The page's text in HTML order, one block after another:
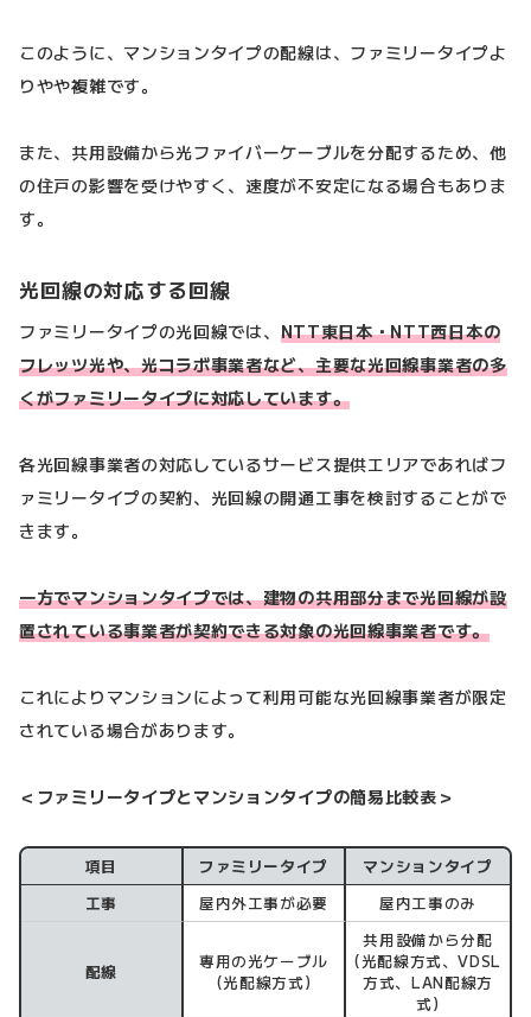
このように、マンションタイプの配線は、ファミリータイプよ
りやや複雑です。
また、共用設備から光ファイバーケーブルを分配するため、他
の住戸の影響を受けやすく、速度が不安定になる場合もありま
す。
光回線の対応する回線
ファミリータイプの光回線では、 NTT東日本・NTT西日本の
フレッツ光や、光コラボ事業者など、主要な光回線事業者の多
くがファミリータイプに対応しています。
各光回線事業者の対応しているサービス提供エリアであればフ
ァミリータイプの契約、光回線の開通工事を検討することがで
きます。
一方でマンションタイプでは、建物の共用部分まで光回線が設
置されている事業者が契約できる対象の光回線事業者です。
これによりマンションによって利用可能な光回線事業者が限定
されている場合があります。
＜ファミリータイプとマンションタイプの簡易比較表＞
項目 ファミリータイプ
マンションタイプ
工事
屋内外工事が必要 屋内工事のみ
配線
専用の光ケーブル
(光配線方式)
共用設備から分配
(光配線方式、VDSL
方式、LAN配線方
式)